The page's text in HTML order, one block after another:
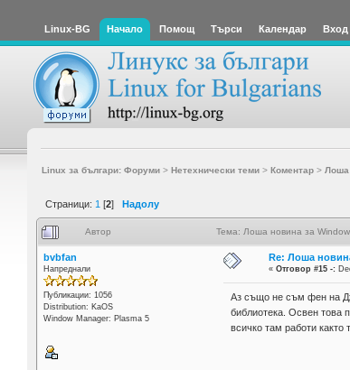
Linux-BG Начало Помощ Търси Календар Вход
Linux за българи: Форуми> Нетехнически теми> Коментар> Лоша
Страници: 1 [2] Надолу
Автор Тема: Лоша новина за
bvbfan
Напреднали
Публикации: 1056
Distribution: KaOS
Window Manager: Plasma 5
Re: Лоша
«Отговор #15 -:
Аз също не съм фен на
библиотека. Освен това
всичко там работи както